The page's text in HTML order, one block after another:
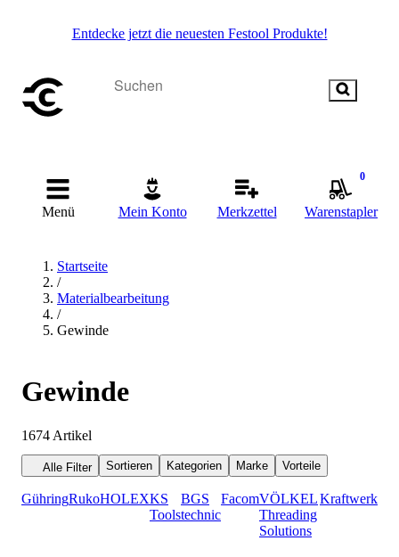
Entdecke jetzt die neuesten Festool Produkte!
Menü Mein Konto Merkzettel
0
Warenstapler
Startseite
/
Materialbearbeitung
/
Gewinde
Gewinde
1674 Artikel
Alle Filter Sortieren Kategorien Marke Vorteile
GühringRukoHOLEXKS
Tools
BGS
technic
FacomVÖLKEL
Threading
Solutions
Kraftwerk